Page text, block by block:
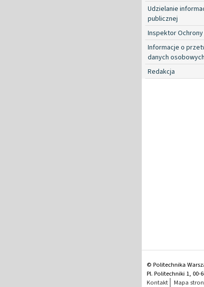
Udzielanie
publicznej
Inspektor Ochrony
Informacje o
danych osobowych
Redakcja
© Politechnika
Pl. Politechniki 1, 00-
Kontakt
Mapa